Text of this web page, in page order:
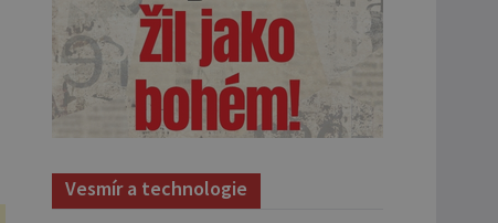
Vesmír a technologie